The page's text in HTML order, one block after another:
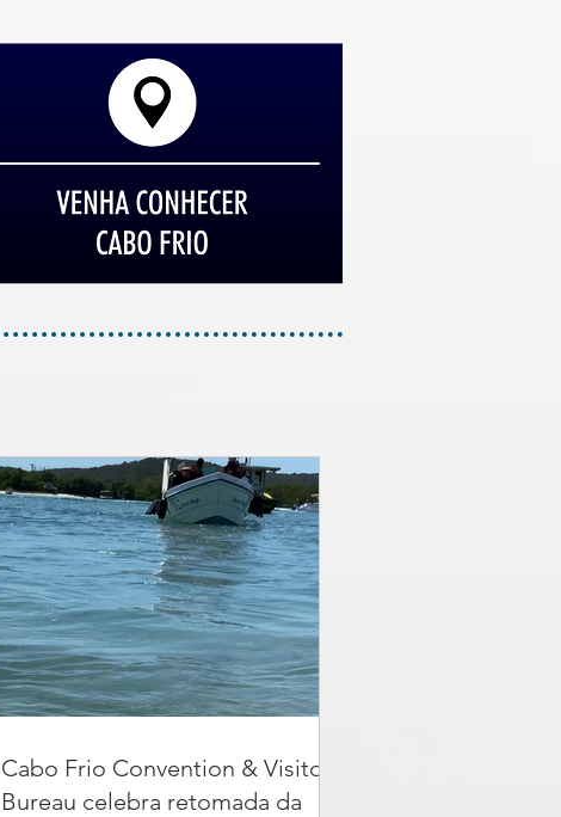
Cabo Frio Convention & Visitors
Bureau celebra retomada da